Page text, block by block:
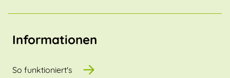
Informationen
So funktioniert's